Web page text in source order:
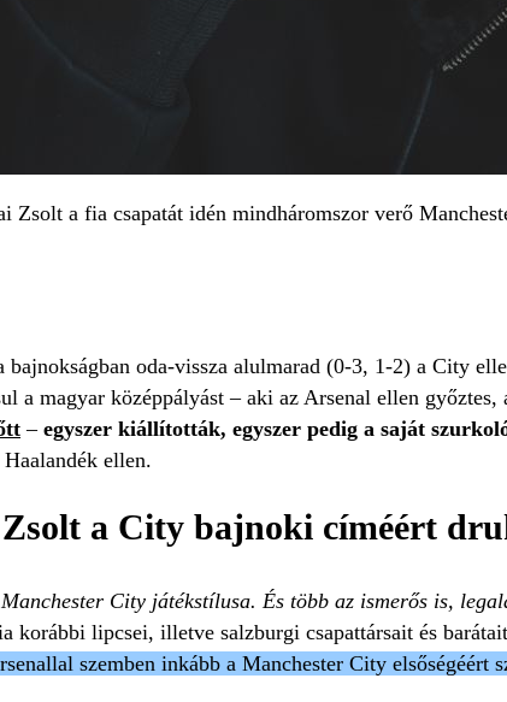
Zsolt a fia csapatát idén mindháromszor verő
oda-vissza alulmarad (0-3, 1-2) a City
a magyar középpályást – aki az Arsenal ellen
– egyszer kiállították, egyszer pedig a saját
ellen.
Zsolt a City bajnoki címéért
City játékstílusa. És több az ismerős is,
korábbi lipcsei, illetve salzburgi csapattársait és
szemben inkább a Manchester City elsőségéért